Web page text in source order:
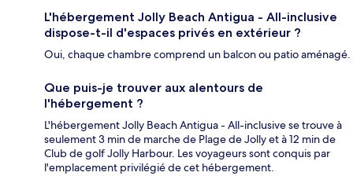
L'hébergement Jolly Beach Antigua - All-inclusive
dispose-t-il d'espaces privés en extérieur ?
Oui, chaque chambre comprend un balcon ou patio aménagé.
Que puis-je trouver aux alentours de
l'hébergement ?
L'hébergement Jolly Beach Antigua - All-inclusive se trouve à
seulement 3 min de marche de Plage de Jolly et à 12 min de
Club de golf Jolly Harbour. Les voyageurs sont conquis par
l'emplacement privilégié de cet hébergement.